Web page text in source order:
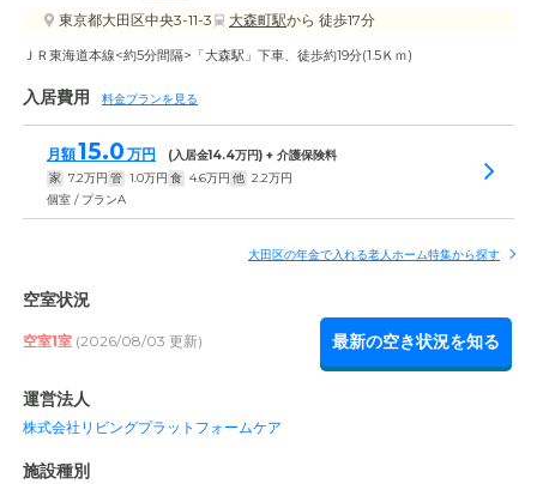
東京都大田区中央3-11-3 大森町駅から 徒歩17分
ＪＲ東海道本線<約5分間隔>「大森駅」下車、徒歩約19分(1.5Ｋｍ)
入居費用 料金プランを見る
月額15.0 万円 (入居金14.4万円) + 介護保険料
家 7.2万円 管 1.0万円 食 4.6万円 他 2.2万円
個室 / プランA
大田区の年金で入れる老人ホーム特集から探す
空室状況
空室1室 (2026/08/03 更新) 最新の空き状況を知る
運営法人
株式会社リビングプラットフォームケア
施設種別